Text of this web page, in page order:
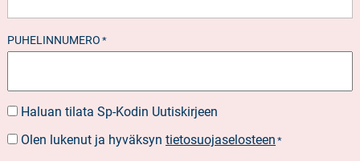
PUHELINNUMERO *
UUTISKIRJEEN
Haluan tilata Sp-Kodin Uutiskirjeen
SUOSTUMUS*
Olen lukenut ja hyväksyn tietosuojaselosteen *